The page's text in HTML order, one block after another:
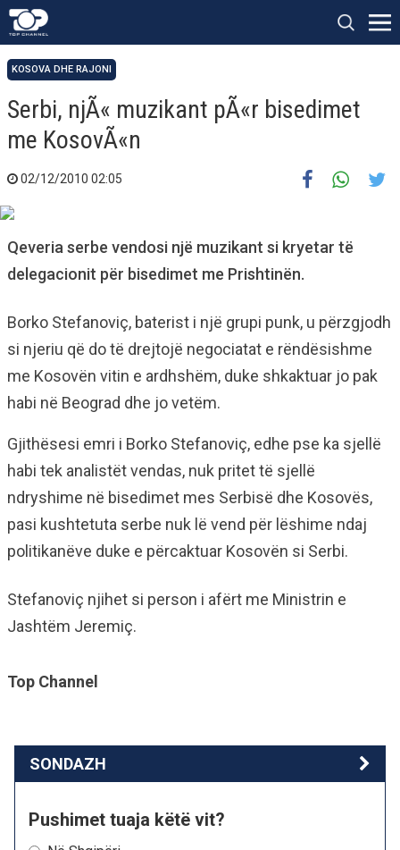
KOSOVA DHE RAJONI
Serbi, njÃ« muzikant pÃ«r bisedimet
me KosovÃ«n
02/12/2010 02:05
Qeveria serbe vendosi një muzikant si kryetar të
delegacionit për bisedimet me Prishtinën.
Borko Stefanoviç, baterist i një grupi punk, u përzgjodh
si njeriu që do të drejtojë negociatat e rëndësishme
me Kosovën vitin e ardhshëm, duke shkaktuar jo pak
habi në Beograd dhe jo vetëm.
Gjithësesi emri i Borko Stefanoviç, edhe pse ka sjellë
habi tek analistët vendas, nuk pritet të sjellë
ndryshime në bisedimet mes Serbisë dhe Kosovës,
pasi kushtetuta serbe nuk lë vend për lëshime ndaj
politikanëve duke e përcaktuar Kosovën si Serbi.
Stefanoviç njihet si person i afërt me Ministrin e
Jashtëm Jeremiç.
Top Channel
SONDAZH
Pushimet tuaja këtë vit?